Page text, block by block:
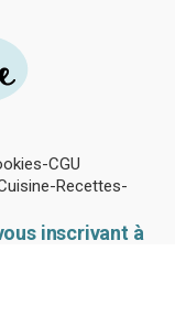
CGU
Recettes
inscrivant à